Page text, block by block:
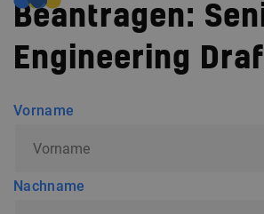
Beantragen:
Engineering
Vorname
Nachname